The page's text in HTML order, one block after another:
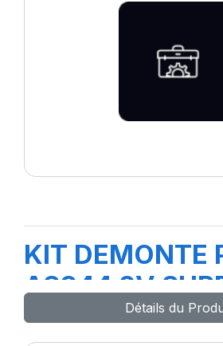
KIT DEMONTE
AS944 2V
NEW -
Détails du